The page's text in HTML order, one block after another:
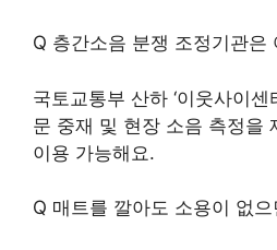
Q 층간소음 분쟁 조정기관은
국토교통부 산하 ‘이웃사이
문 중재 및 현장 소음 측정을
이용 가능해요.
Q 매트를 깔아도 소용이 없